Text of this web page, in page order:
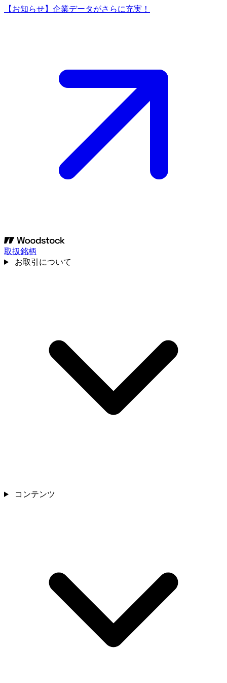
【お知らせ】企業データがさらに充実！
取扱銘柄
お取引について
コンテンツ